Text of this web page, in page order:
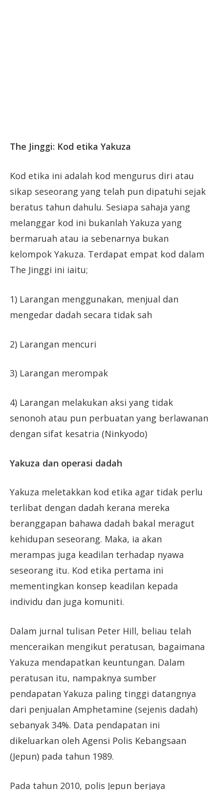
The Jinggi: Kod etika Yakuza
Kod etika ini adalah kod mengurus diri atau
sikap seseorang yang telah pun dipatuhi sejak
beratus tahun dahulu. Sesiapa sahaja yang
melanggar kod ini bukanlah Yakuza yang
bermaruah atau ia sebenarnya bukan
kelompok Yakuza. Terdapat empat kod dalam
The Jinggi ini iaitu;
1) Larangan menggunakan, menjual dan
mengedar dadah secara tidak sah
2) Larangan mencuri
3) Larangan merompak
4) Larangan melakukan aksi yang tidak
senonoh atau pun perbuatan yang berlawanan
dengan sifat kesatria (Ninkyodo)
Yakuza dan operasi dadah
Yakuza meletakkan kod etika agar tidak perlu
terlibat dengan dadah kerana mereka
beranggapan bahawa dadah bakal meragut
kehidupan seseorang. Maka, ia akan
merampas juga keadilan terhadap nyawa
seseorang itu. Kod etika pertama ini
mementingkan konsep keadilan kepada
individu dan juga komuniti.
Dalam jurnal tulisan Peter Hill, beliau telah
menceraikan mengikut peratusan, bagaimana
Yakuza mendapatkan keuntungan. Dalam
peratusan itu, nampaknya sumber
pendapatan Yakuza paling tinggi datangnya
dari penjualan Amphetamine (sejenis dadah)
sebanyak 34%. Data pendapatan ini
dikeluarkan oleh Agensi Polis Kebangsaan
(Jepun) pada tahun 1989.
Pada tahun 2010, polis Jepun berjaya